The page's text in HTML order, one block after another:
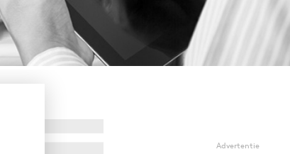
Advertentie